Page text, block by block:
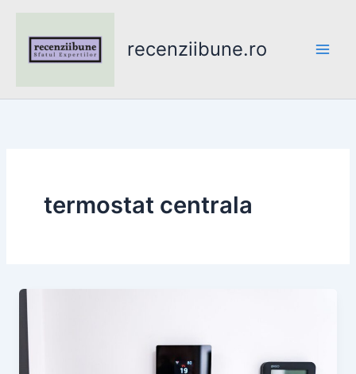
content
recenziibune.ro
termostat centrala